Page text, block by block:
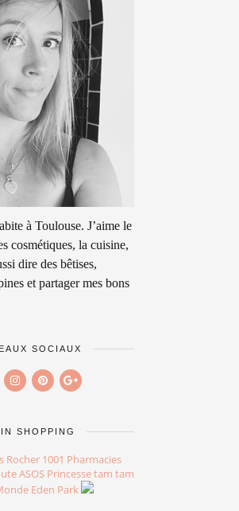
à Toulouse. J’aime le
cosmétiques, la cuisine,
dire des bêtises,
et partager mes bons
SOCIAUX
SHOPPING
Rocher 1001 Pharmacies
ASOS Princesse tam tam
Eden Park